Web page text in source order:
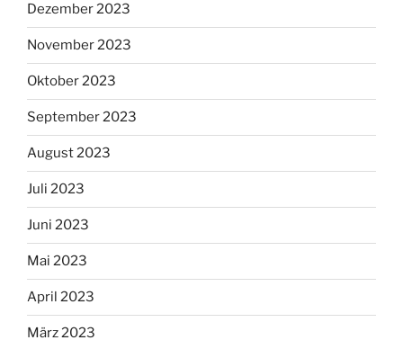
Dezember 2023
November 2023
Oktober 2023
September 2023
August 2023
Juli 2023
Juni 2023
Mai 2023
April 2023
März 2023